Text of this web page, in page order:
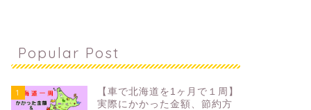
Popular Post
1
【車で北海道を1ヶ月で１周】
実際にかかった金額、節約方